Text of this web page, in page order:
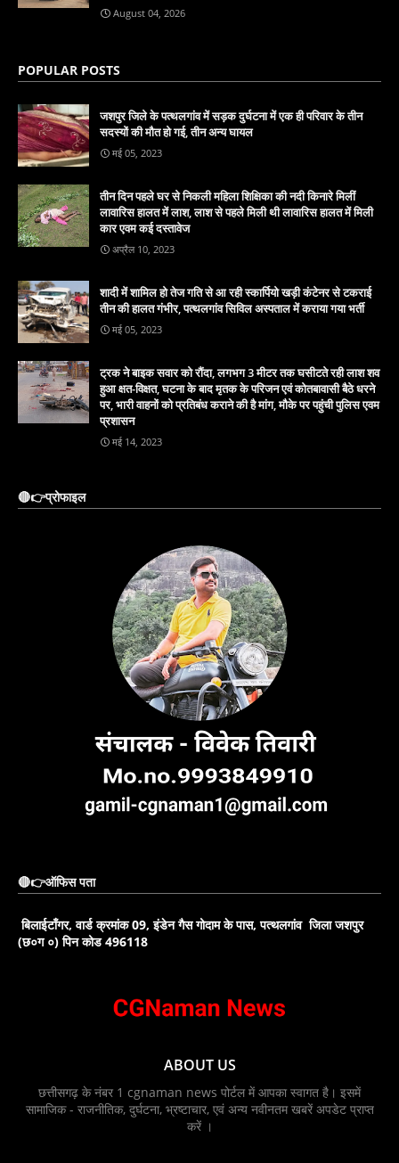
August 04, 2026
POPULAR POSTS
जशपुर जिले के पत्थलगांव में सड़क दुर्घटना में एक ही परिवार के तीन
सदस्यों की मौत हो गई, तीन अन्य घायल
मई 05, 2023
तीन दिन पहले घर से निकली महिला शिक्षिका की नदी किनारे मिलीं
लावारिस हालत में लाश, लाश से पहले मिली थी लावारिस हालत में मिली
कार एवम कई दस्तावेज
अप्रैल 10, 2023
शादी में शामिल हो तेज गति से आ रही स्कार्पियो खड़ी कंटेनर से टकराई
तीन की हालत गंभीर, पत्थलगांव सिविल अस्पताल में कराया गया भर्ती
मई 05, 2023
ट्रक ने बाइक सवार को रौंदा, लगभग 3 मीटर तक घसीटते रही लाश शव
हुआ क्षत-विक्षत, घटना के बाद मृतक के परिजन एवं कोतबावासी बैठे धरने
पर, भारी वाहनों को प्रतिबंध कराने की है मांग, मौके पर पहुंची पुलिस एवम
प्रशासन
मई 14, 2023
🔴👉प्रोफाइल
🔴👉ऑफिस पता
बिलाईटाँगर, वार्ड क्रमांक 09, इंडेन गैस गोदाम के पास, पत्थलगांव जिला जशपुर
(छ०ग ०) पिन कोड 496118
ABOUT US
छत्तीसगढ़ के नंबर 1 cgnaman news पोर्टल में आपका स्वागत है। इसमें
सामाजिक - राजनीतिक, दुर्घटना, भ्रष्टाचार, एवं अन्य नवीनतम खबरें अपडेट प्राप्त
करें ।